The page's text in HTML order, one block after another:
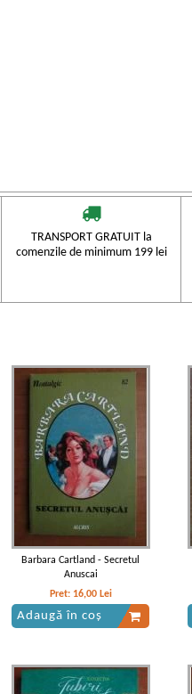
TRANSPORT GRATUIT la
comenzile de minimum 199 lei
Barbara Cartland - Secretul
Anuscai
Pret: 16,00 Lei
Adaugă în coș